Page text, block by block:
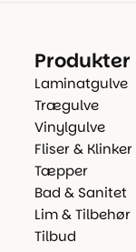
Produkter
Laminatgulve
Trægulve
Vinylgulve
Fliser & Klinker
Tæpper
Bad & Sanitet
Lim & Tilbehør
Tilbud